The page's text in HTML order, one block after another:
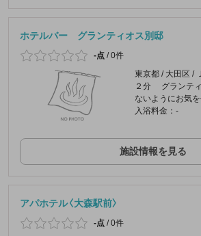
ホテルバー グランティオス別邸
-点 /0件
東京都 / 大田区 /
２分 グランテ
ないようにお気を
入浴料金：-
施設情報を見る
アパホテル〈大森駅前〉
-点 /0件